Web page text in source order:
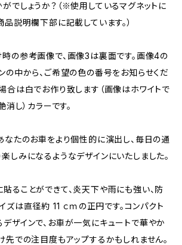
でしょうか？（※使用しているマグネットに
品説明欄下部に記載しています。）
の参考画像で、画像3は裏面です。画像4の
の中から、ご希望の色の番号をお知らせくだ
合は白でお作り致します（画像はホワイトで
消し）カラーです。
なたのお車をより個性的に演出し、毎日の通
しみになるようなデザインにいたしました。
ることができて、炎天下や雨にも強い、防
ズは直径約 11 ｃｍの正円です。コンパクト
ザインで、お車が一気にキュートで華やか
先での注目度もアップするかもしれません。